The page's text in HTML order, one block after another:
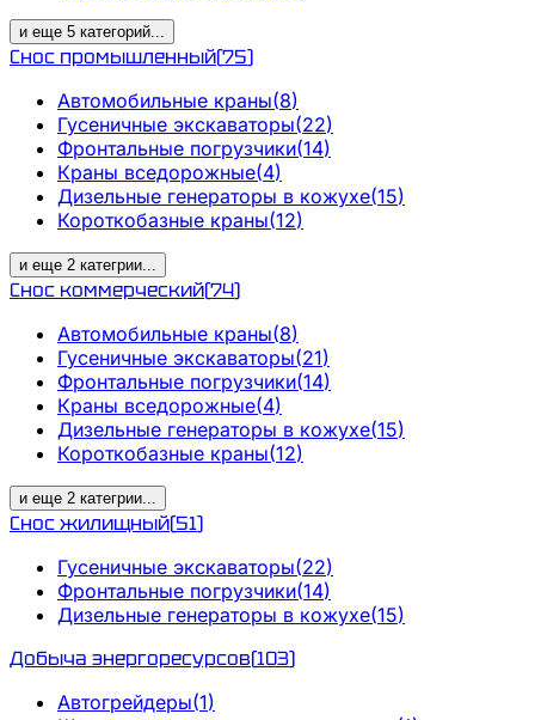
и еще 5 категорий...
Снос промышленный(75)
Автомобильные краны(8)
Гусеничные экскаваторы(22)
Фронтальные погрузчики(14)
Краны вседорожные(4)
Дизельные генераторы в кожухе(15)
Короткобазные краны(12)
и еще 2 категрии...
Снос коммерческий(74)
Автомобильные краны(8)
Гусеничные экскаваторы(21)
Фронтальные погрузчики(14)
Краны вседорожные(4)
Дизельные генераторы в кожухе(15)
Короткобазные краны(12)
и еще 2 категрии...
Снос жилищный(51)
Гусеничные экскаваторы(22)
Фронтальные погрузчики(14)
Дизельные генераторы в кожухе(15)
Добыча энергоресурсов(103)
Автогрейдеры(1)